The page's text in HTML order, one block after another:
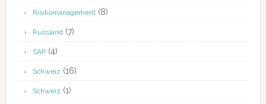
Risikomanagement(8)
Russland(7)
SAP(4)
Schweiz (16)
Schweiz (1)